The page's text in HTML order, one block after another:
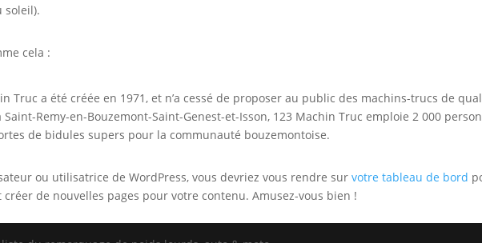
soleil).
cela :
Truc a été créée en 1971, et n’a cessé de proposer au public des machins-trucs de
Remy-en-Bouzemont-Saint-Genest-et-Isson, 123 Machin Truc emploie 2 000
de bidules supers pour la communauté bouzemontoise.
ou utilisatrice de WordPress, vous devriez vous rendre survotre tableau de bord
de nouvelles pages pour votre contenu. Amusez-vous bien !